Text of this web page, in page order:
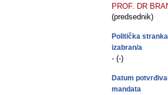
PROF. DR
(predsednik)
Politička
izabran/a
- (-)
Datum
mandata